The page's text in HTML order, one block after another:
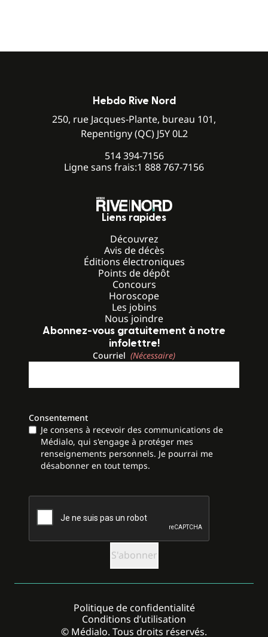
Hebdo Rive Nord
250, rue Jacques-Plante, bureau 101,
Repentigny (QC) J5Y 0L2
514 394-7156
Ligne sans frais:1 888 767-7156
Liens rapides
Découvrez
Avis de décès
Éditions électroniques
Points de dépôt
Concours
Horoscope
Les jobins
Nous joindre
Abonnez-vous gratuitement à notre
infolettre!
Courriel (Nécessaire)
Consentement
Je consens à recevoir des communications de
Médialo, qui s'engage à protéger mes
renseignements personnels. Je pourrai me
désabonner en tout temps.
CAPTCHA
© Médialo. Tous droits réservés.
Politique de confidentialité
Conditions d’utilisation